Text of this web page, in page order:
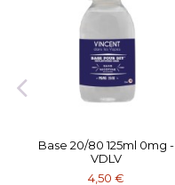
Base 20/80 125ml 0mg -
VDLV
4,50 €